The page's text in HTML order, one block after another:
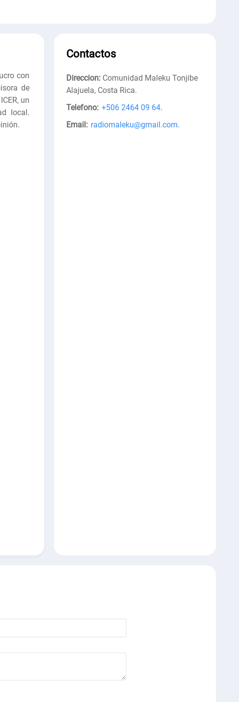
con
de
un
local.
Contactos
Direccion: Comunidad Maleku Tonjibe
Alajuela, Costa Rica.
Telefono: +506 2464 09 64.
Email: radiomaleku@gmail.com.